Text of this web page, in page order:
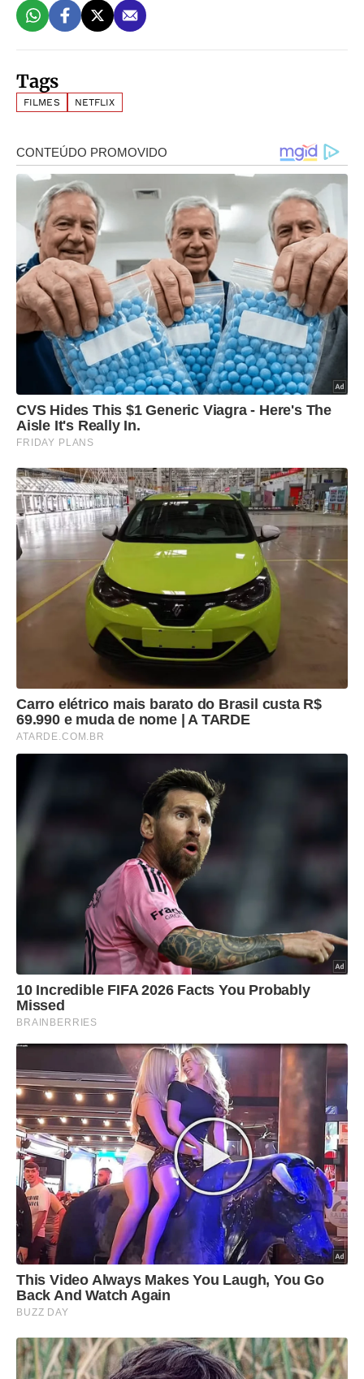
Tags
FILMES NETFLIX